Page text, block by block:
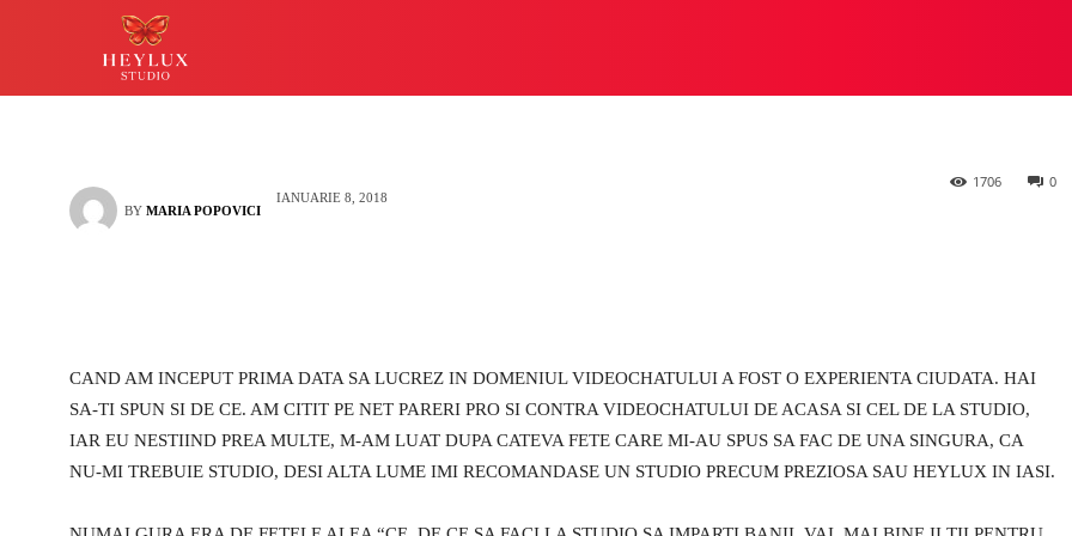
pentru mine
BY MARIA POPOVICI
IANUARIE 8, 2018
0
1706
CAND AM INCEPUT PRIMA DATA SA LUCREZ IN DOMENIUL VIDEOCHATULUI A FOST O EXPERIENTA CIUDATA. HAI
SA-TI SPUN SI DE CE. AM CITIT PE NET PARERI PRO SI CONTRA VIDEOCHATULUI DE ACASA SI CEL DE LA STUDIO,
IAR EU NESTIIND PREA MULTE, M-AM LUAT DUPA CATEVA FETE CARE MI-AU SPUS SA FAC DE UNA SINGURA, CA
NU-MI TREBUIE STUDIO, DESI ALTA LUME IMI RECOMANDASE UN STUDIO PRECUM PREZIOSA SAU HEYLUX IN IASI.